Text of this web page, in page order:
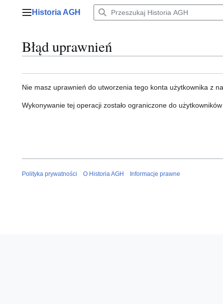
Menu główne
Historia AGH
Błąd uprawnień
Nie masz uprawnień do utworzenia tego konta użytkownika z
Wykonywanie tej operacji zostało ograniczone do
Polityka prywatności O Historia AGH Informacje prawne